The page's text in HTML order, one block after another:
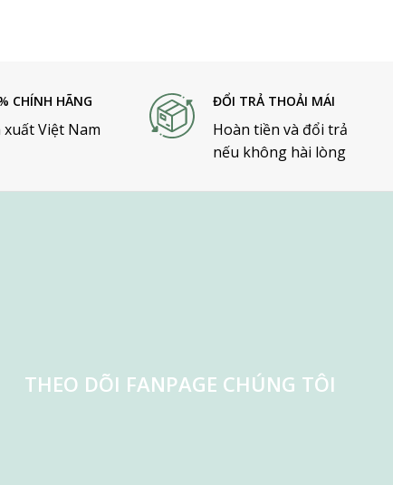
CHÍNH HÃNG
xuất Việt Nam
ĐỔI TRẢ THOẢI MÁI
Hoàn tiền và đổi trả
nếu không hài lòng
THEO DÕI FANPAGE CHÚNG TÔI